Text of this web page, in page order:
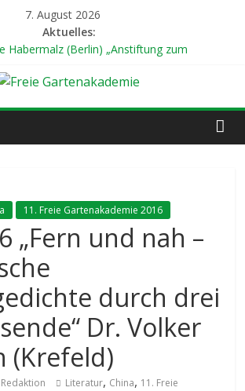
7. August 2026
Aktuelles:
Habermalz (Berlin) „Anstiftung zum
Gert Gröning (Berlin) „Mein weltweiter
Hücking (Hamburg) „Unterwegs zu den
11. Freie Gartenakademie 2016
„Fern und nah –
durch drei
Dr. Volker
(Krefeld)
Redaktion Literatur, China, 11. Freie